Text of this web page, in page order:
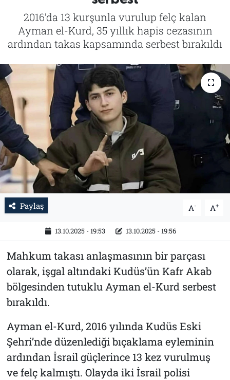
2016’da 13 kurşunla vurulup felç kalan
Ayman el-Kurd, 35 yıllık hapis cezasının
ardından takas kapsamında serbest bırakıldı
Paylaş A- A+
13.10.2025 - 19:53 13.10.2025 - 19:56
Mahkum takası anlaşmasının bir parçası
olarak, işgal altındaki Kudüs’ün Kafr Akab
bölgesinden tutuklu Ayman el-Kurd serbest
bırakıldı.
Ayman el-Kurd, 2016 yılında Kudüs Eski
Şehri’nde düzenlediği bıçaklama eyleminin
ardından İsrail güçlerince 13 kez vurulmuş
ve felç kalmıştı. Olayda iki İsrail polisi
Tarih
İletişim
Künye